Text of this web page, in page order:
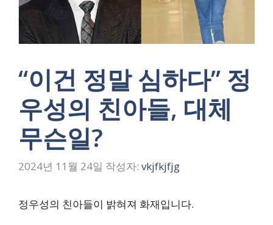
“이건 정말 심하다” 정
우성의 친아들, 대체
무슨일?
2024년 11월 24일 작성자: vkjfkjfjg
정우성의 친아들이 밝혀져 화재입니다.